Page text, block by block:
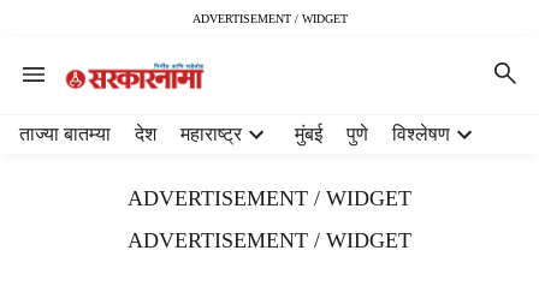
ADVERTISEMENT / WIDGET
ताज्या बातम्या देश महाराष्ट्र मुंबई पुणे विश्लेषण
ADVERTISEMENT / WIDGET
ADVERTISEMENT / WIDGET